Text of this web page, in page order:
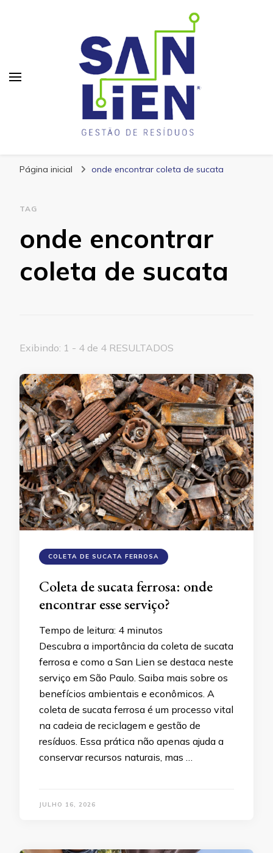
Página inicial onde encontrar coleta de sucata
TAG
onde encontrar
coleta de sucata
Exibindo: 1 - 4 de 4 RESULTADOS
COLETA DE SUCATA FERROSA
Coleta de sucata ferrosa: onde
encontrar esse serviço?
Tempo de leitura: 4 minutos
Descubra a importância da coleta de sucata
ferrosa e como a San Lien se destaca neste
serviço em São Paulo. Saiba mais sobre os
benefícios ambientais e econômicos. A
coleta de sucata ferrosa é um processo vital
na cadeia de reciclagem e gestão de
resíduos. Essa prática não apenas ajuda a
conservar recursos naturais, mas …
JULHO 16, 2026